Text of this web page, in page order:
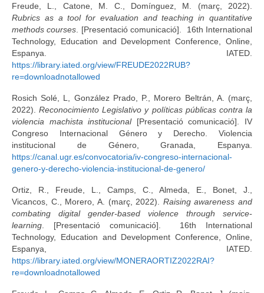
Freude, L., Catone, M. C., Domínguez, M. (març, 2022).
Rubrics as a tool for evaluation and teaching in quantitative
methods courses . [Presentació comunicació]. 16th International
Technology, Education and Development Conference, Online,
Espanya. IATED.
https://library.iated.org/view/FREUDE2022RUB?
re=downloadnotallowed
Rosich Solé, L, González Prado, P., Morero Beltrán, A. (març,
2022).Reconocimiento Legislativo y políticas públicas contra la
violencia machista institucional[Presentació comunicació]. IV
Congreso Internacional Género y Derecho. Violencia
institucional de Género, Granada, Espanya.
https://canal.ugr.es/convocatoria/iv-congreso-internacional-
genero-y-derecho-violencia-institucional-de-genero/
Ortiz, R., Freude, L., Camps, C., Almeda, E., Bonet, J.,
Vicancos, C., Morero, A. (març, 2022). Raising awareness and
combating digital gender-based violence through service-
learning . [Presentació comunicació]. 16th International
Technology, Education and Development Conference, Online,
Espanya, IATED.
https://library.iated.org/view/MONERAORTIZ2022RAI?
re=downloadnotallowed